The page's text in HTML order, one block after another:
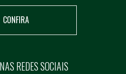
CONFIRA
REDES SOCIAIS